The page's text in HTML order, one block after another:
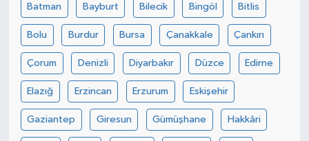
Batman Bayburt Bilecik Bingöl Bitlis
Bolu Burdur Bursa Çanakkale Çankırı
Çorum Denizli Diyarbakır Düzce Edirne
Elazığ Erzincan Erzurum Eskişehir
Gaziantep Giresun Gümüşhane Hakkâri